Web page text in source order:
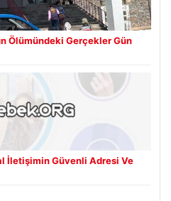
Ölümündeki Gerçekler Gün
İletişimin Güvenli Adresi Ve